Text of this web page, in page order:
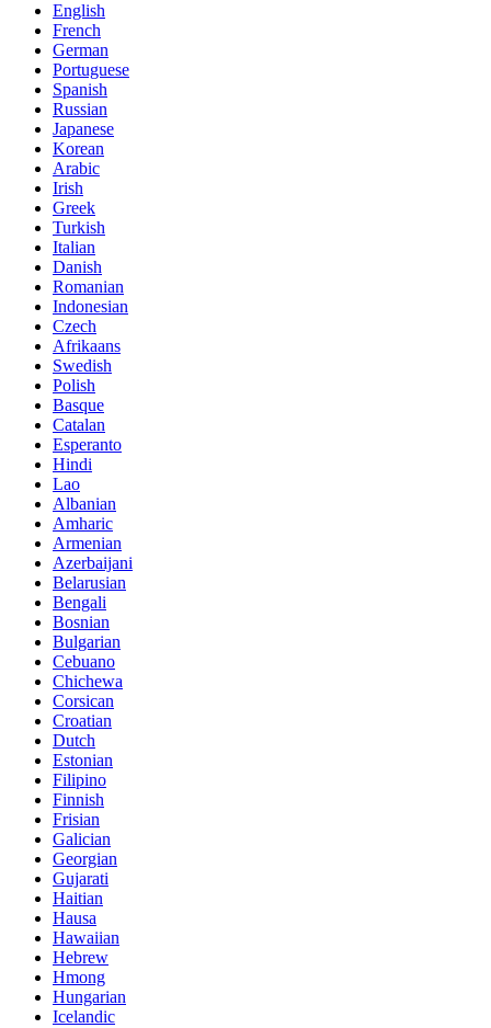
English
French
German
Portuguese
Spanish
Russian
Japanese
Korean
Arabic
Irish
Greek
Turkish
Italian
Danish
Romanian
Indonesian
Czech
Afrikaans
Swedish
Polish
Basque
Catalan
Esperanto
Hindi
Lao
Albanian
Amharic
Armenian
Azerbaijani
Belarusian
Bengali
Bosnian
Bulgarian
Cebuano
Chichewa
Corsican
Croatian
Dutch
Estonian
Filipino
Finnish
Frisian
Galician
Georgian
Gujarati
Haitian
Hausa
Hawaiian
Hebrew
Hmong
Hungarian
Icelandic